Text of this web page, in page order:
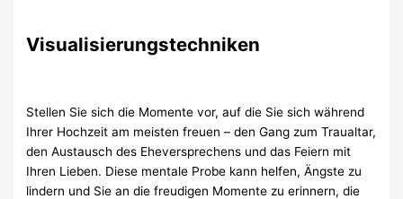
Visualisierungstechniken
Stellen Sie sich die Momente vor, auf die Sie sich während
Ihrer Hochzeit am meisten freuen – den Gang zum Traualtar,
den Austausch des Eheversprechens und das Feiern mit
Ihren Lieben. Diese mentale Probe kann helfen, Ängste zu
lindern und Sie an die freudigen Momente zu erinnern, die